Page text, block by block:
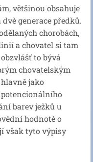
většinou obsahuje
generace předků.
chorobách,
a chovatel si tam
to bývá
chovatelským
jako
barev ježků u
hodnotě o
však tyto výpisy